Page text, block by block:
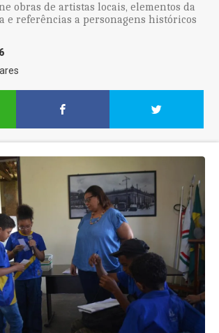
obras de artistas locais, elementos da
e referências a personagens históricos